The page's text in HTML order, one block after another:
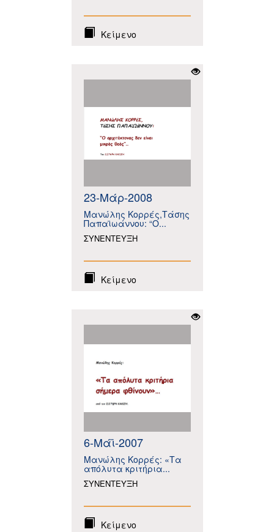
Κείμενο
23-Μάρ-2008
Μανώλης Κορρές,Τάσης
Παπαϊωάννου: “O...
ΣΥΝΕΝΤΕΥΞΗ
Κείμενο
6-Μάϊ-2007
Μανώλης Κορρές: «Τα
απόλυτα κριτήρια...
ΣΥΝΕΝΤΕΥΞΗ
Κείμενο